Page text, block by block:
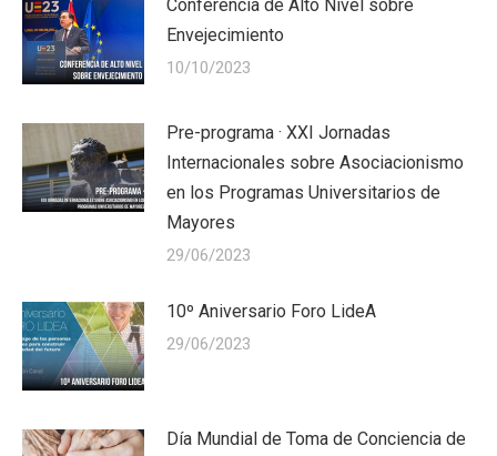
Conferencia de Alto Nivel sobre
Envejecimiento
10/10/2023
Pre-programa · XXI Jornadas
Internacionales sobre Asociacionismo
en los Programas Universitarios de
Mayores
29/06/2023
10º Aniversario Foro LideA
29/06/2023
Día Mundial de Toma de Conciencia de